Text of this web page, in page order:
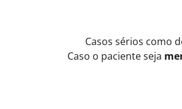
Casos sérios como
Caso o paciente seja